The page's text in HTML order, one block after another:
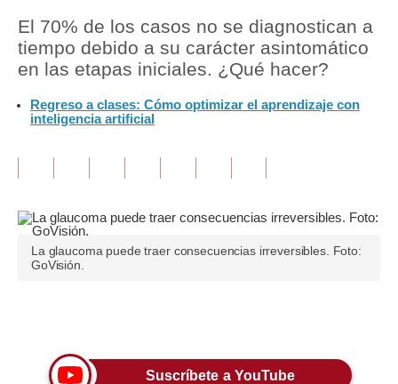
Política
Finanzas Personales
Inmobiliarias
Opinión
Editorial
Tendencias
El 70% de los casos no se diagnostican a
tiempo debido a su carácter asintomático
en las etapas iniciales. ¿Qué hacer?
Regreso a clases: Cómo optimizar el aprendizaje con
inteligencia artificial
La glaucoma puede traer consecuencias irreversibles. Foto:
GoVisión.
Suscríbete a YouTube